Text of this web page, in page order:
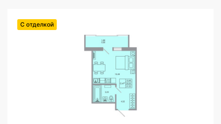
С отделкой